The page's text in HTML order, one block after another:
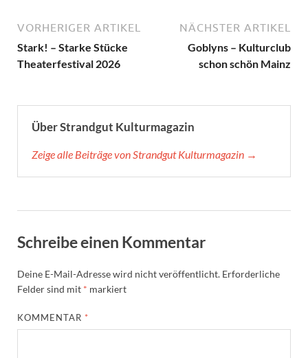
VORHERIGER ARTIKEL
Stark! – Starke Stücke
Theaterfestival 2026
NÄCHSTER ARTIKEL
Goblyns – Kulturclub
schon schön Mainz
Über Strandgut Kulturmagazin
Zeige alle Beiträge von Strandgut Kulturmagazin →
Schreibe einen Kommentar
Deine E-Mail-Adresse wird nicht veröffentlicht. Erforderliche
Felder sind mit * markiert
KOMMENTAR *